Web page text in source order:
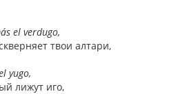
el verdugo,
твои алтари,
yugo,
лижут иго,